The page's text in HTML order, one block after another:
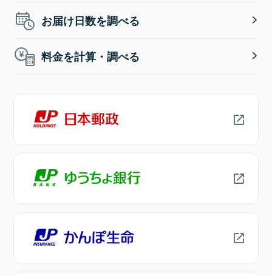
お届け日数を調べる
料金を計算・調べる